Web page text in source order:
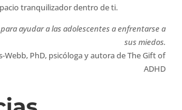
tranquilizador dentro de ti.
ayudar a las adolescentes a enfrentarse a
sus miedos.
Webb, PhD, psicóloga y autora de The Gift of
ADHD